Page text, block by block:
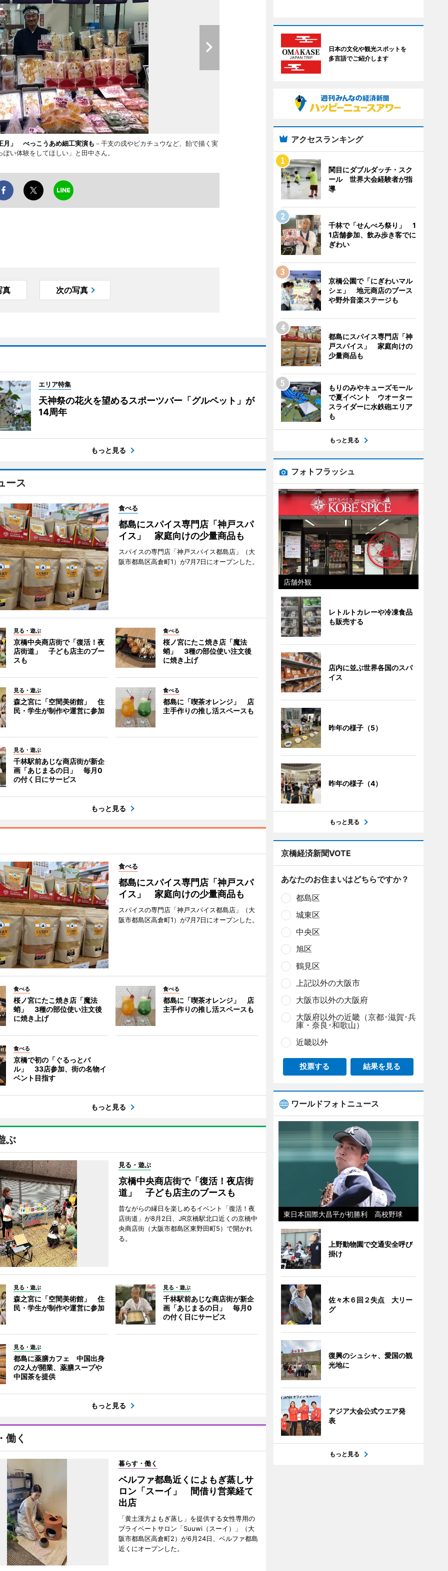
月」 べっこうあめ細工実演も －干支の戌やピカチュウなど、飴で描く実
い体験をしてほしい」と田中さん。
真 次の写真
エリア特集
天神祭の花火を望めるスポーツバー「グルペット」が
14周年
もっと見る
ース
食べる
都島にスパイス専門店「神戸スパ
イス」 家庭向けの少量商品も
スパイスの専門店「神戸スパイス都島店」（大
阪市都島区高倉町1）が7月7日にオープンした。
見る・遊ぶ
京橋中央商店街で「復活！夜
店街道」 子ども店主のブー
スも
食べる
桜ノ宮にたこ焼き店「魔法
蛸」 3種の部位使い注文後
に焼き上げ
見る・遊ぶ
森之宮に「空間美術館」 住
民・学生が制作や運営に参加
食べる
都島に「喫茶オレンジ」 店
主手作りの推し活スペースも
見る・遊ぶ
千林駅前あじな商店街が新企
画「あじまるの日」 毎月0
の付く日にサービス
もっと見る
食べる
都島にスパイス専門店「神戸スパ
イス」 家庭向けの少量商品も
スパイスの専門店「神戸スパイス都島店」（大
阪市都島区高倉町1）が7月7日にオープンした。
食べる
桜ノ宮にたこ焼き店「魔法
蛸」 3種の部位使い注文後
に焼き上げ
食べる
都島に「喫茶オレンジ」 店
主手作りの推し活スペースも
食べる
京橋で初の「ぐるっとバ
ル」 33店参加、街の名物イ
ベント目指す
もっと見る
ぶ
見る・遊ぶ
京橋中央商店街で「復活！夜店街
道」 子ども店主のブースも
昔ながらの縁日を楽しめるイベント「復活！夜
店街道」が8月2日、JR京橋駅北口近くの京橋中
央商店街（大阪市都島区東野田町5）で開かれ
る。
見る・遊ぶ
森之宮に「空間美術館」 住
民・学生が制作や運営に参加
見る・遊ぶ
千林駅前あじな商店街が新企
画「あじまるの日」 毎月0
の付く日にサービス
見る・遊ぶ
都島に薬膳カフェ 中国出身
の2人が開業、薬膳スープや
中国茶を提供
もっと見る
働く
暮らす・働く
ベルファ都島近くによもぎ蒸しサ
ロン「スーイ」 間借り営業経て
出店
「黄土漢方よもぎ蒸し」を提供する女性専用の
プライベートサロン「Suuwi（スーイ）」（大
阪市都島区高倉町2）が6月24日、ベルファ都島
近くにオープンした。
日本の文化や観光スポットを
多言語でご紹介します
アクセスランキング
関目にダブルダッチ・スク
ール 世界大会経験者が指
導
千林で「せんべろ祭り」 1
1店舗参加、飲み歩き客でに
ぎわい
京橋公園で「にぎわいマル
シェ」 地元商店のブース
や野外音楽ステージも
都島にスパイス専門店「神
戸スパイス」 家庭向けの
少量商品も
もりのみやキューズモール
で夏イベント ウオーター
スライダーに水鉄砲エリア
も
もっと見る
フォトフラッシュ
店舗外観
レトルトカレーや冷凍食品
も販売する
店内に並ぶ世界各国のスパ
イス
昨年の様子（5）
昨年の様子（4）
もっと見る
京橋経済新聞VOTE
あなたのお住まいはどちらですか？
都島区
城東区
中央区
旭区
鶴見区
上記以外の大阪市
大阪市以外の大阪府
大阪府以外の近畿（京都･滋賀･兵
庫・奈良･和歌山）
近畿以外
投票する 結果を見る
ワールドフォトニュース
東日本国際大昌平が初勝利 高校野球
上野動物園で交通安全呼び
掛け
佐々木６回２失点 大リー
グ
復興のシュシャ、愛国の観
光地に
アジア大会公式ウエア発
表
もっと見る